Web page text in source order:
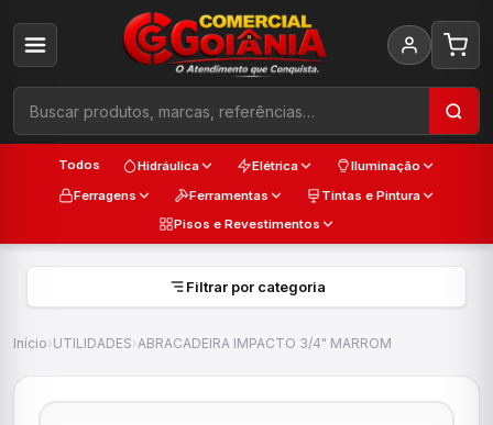
Todos Hidráulica Elétrica
Iluminação
Ferragens
Ferramentas
Tintas e Pintura
Pisos e Revestimentos
Filtrar por categoria
Início›UTILIDADES›ABRACADEIRA IMPACTO 3/4" MARROM